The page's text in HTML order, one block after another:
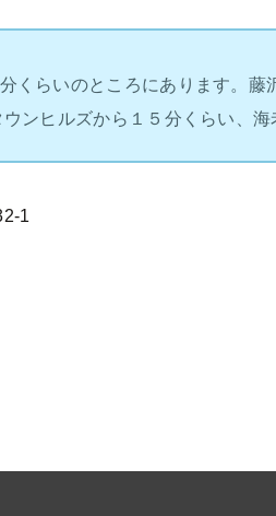
くらいのところにあります。
ンヒルズから１５分くらい、海
1